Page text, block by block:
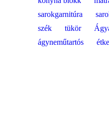
sarokgarnitúra
szék
tükör
ágyneműtartós